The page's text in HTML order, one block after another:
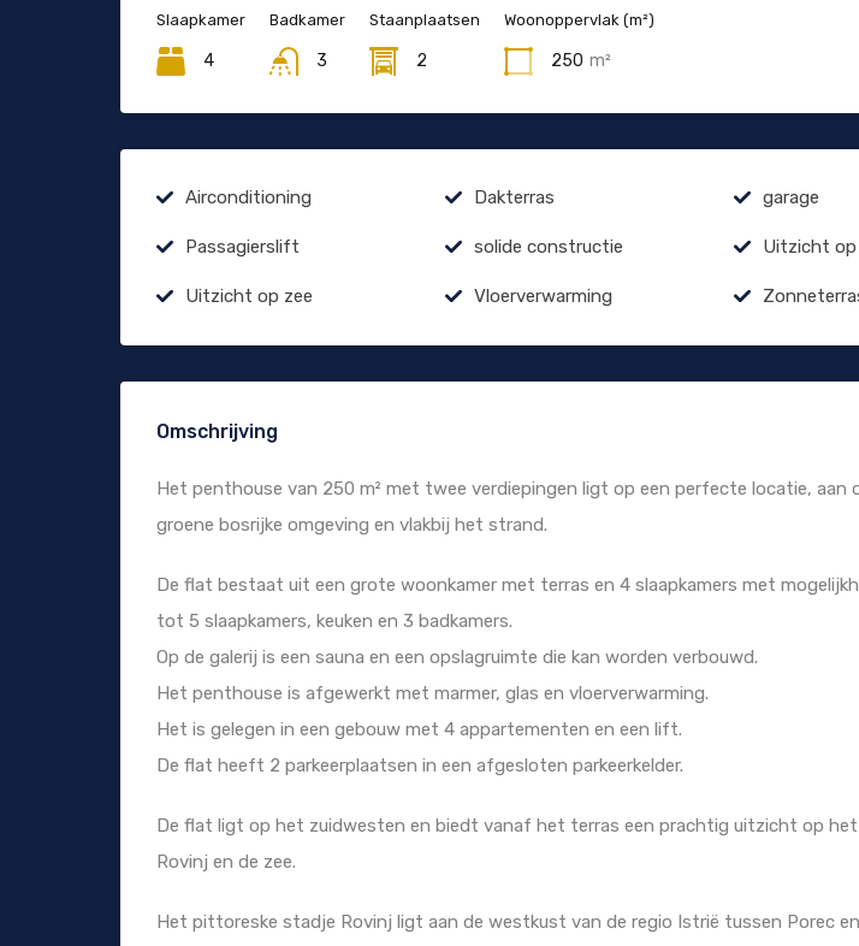
Slaapkamer
4
Badkamer
3
Staanplaatsen
2
Woonoppervlak (m²)
250 m²
Airconditioning Dakterras garage
Passagierslift solide constructie Uitzicht
Uitzicht op zee Vloerverwarming
Omschrijving
Het penthouse van 250 m² met twee verdiepingen ligt op een perfecte locatie, aan
groene bosrijke omgeving en vlakbij het strand.
De flat bestaat uit een grote woonkamer met terras en 4 slaapkamers met
tot 5 slaapkamers, keuken en 3 badkamers.
Op de galerij is een sauna en een opslagruimte die kan worden verbouwd.
Het penthouse is afgewerkt met marmer, glas en vloerverwarming.
Het is gelegen in een gebouw met 4 appartementen en een lift.
De flat heeft 2 parkeerplaatsen in een afgesloten parkeerkelder.
De flat ligt op het zuidwesten en biedt vanaf het terras een prachtig uitzicht op het
Rovinj en de zee.
Het pittoreske stadje Rovinj ligt aan de westkust van de regio Istrië tussen Porec